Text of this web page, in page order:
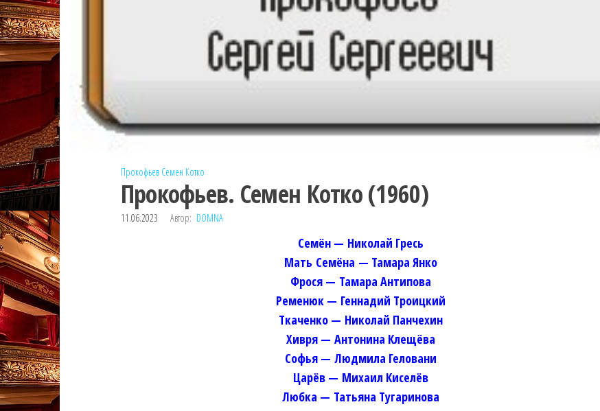
Прокофьев Семен Котко
Прокофьев. Семен Котко (1960)
11.06.2023 Автор: DOMNA
Семён — Николай Гресь
Мать Семёна — Тамара Янко
Фрося — Тамара Антипова
Ременюк — Геннадий Троицкий
Ткаченко — Николай Панчехин
Хивря — Антонина Клещёва
Софья — Людмила Геловани
Царёв — Михаил Киселёв
Любка — Татьяна Тугаринова